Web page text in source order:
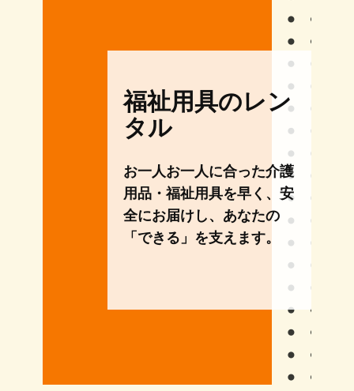
福祉用具のレン
タル
お一人お一人に合った介護
用品・福祉用具を早く、安
全にお届けし、あなたの
「できる」を支えます。